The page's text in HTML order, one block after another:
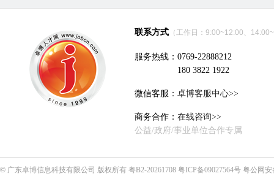
联系方式 （工作日：9:00~12:00、
服务热线：0769-22888212
180 3822 1922
微信客服： 卓博客服中心>>
商务合作： 在线咨询>>
公益/政府/事业单位合作专属
© 广东卓博信息科技有限公司 版权所有 粤B2-20261708 粤ICP备09027564号 粤公网安